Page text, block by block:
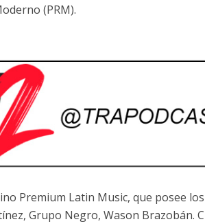
(PRM).
Premium Latin Music, que posee
Grupo Negro, Wason Brazobán.